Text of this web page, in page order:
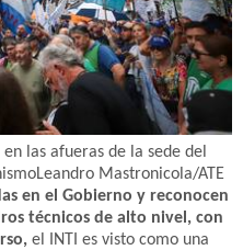
las afueras de la sede del
Leandro Mastronicola/ATE
en el Gobierno y reconocen
técnicos de alto nivel, con
el INTI es visto como una